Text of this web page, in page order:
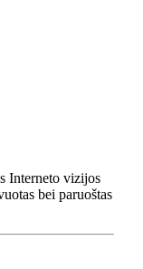
Interneto vizijos
bei paruoštas